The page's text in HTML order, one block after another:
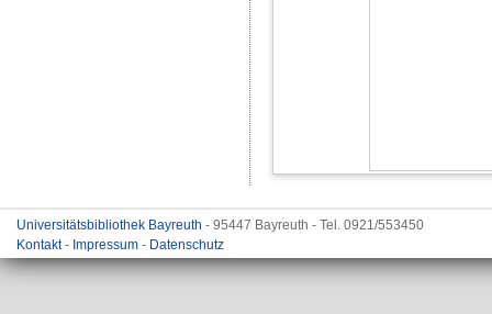
Universitätsbibliothek Bayreuth - 95447 Bayreuth - Tel. 0921/553450
Kontakt- Impressum - Datenschutz